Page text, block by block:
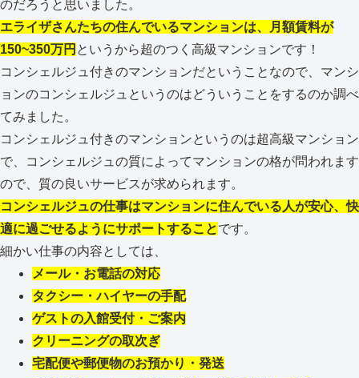
のだろうと思いました。
エライザさんたちの住んでいるマンションは、月額賃料が
150~350万円 というから超のつく高級マンションです！
コンシェルジュ付きのマンションだということなので、マンシ
ョンのコンシェルジュというのはどういうことをするのか調べ
てみました。
コンシェルジュ付きのマンションというのは超高級マンション
で、コンシェルジュの質によってマンションの格が問われます
ので、質の良いサービスが求められます。
コンシェルジュの仕事はマンションに住んでいる人が安心、快
適に過ごせるようにサポートすることです。
細かい仕事の内容としては、
メール・お電話の対応
タクシー・ハイヤーの手配
ゲストの入館受付・ご案内
クリーニングの取次ぎ
宅配便や郵便物のお預かり・発送